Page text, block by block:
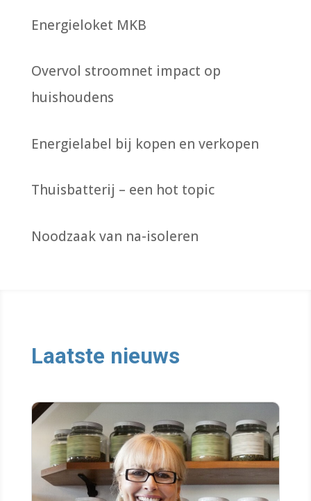
Energieloket MKB
Overvol stroomnet impact op
huishoudens
Energielabel bij kopen en verkopen
Thuisbatterij – een hot topic
Noodzaak van na-isoleren
Laatste nieuws